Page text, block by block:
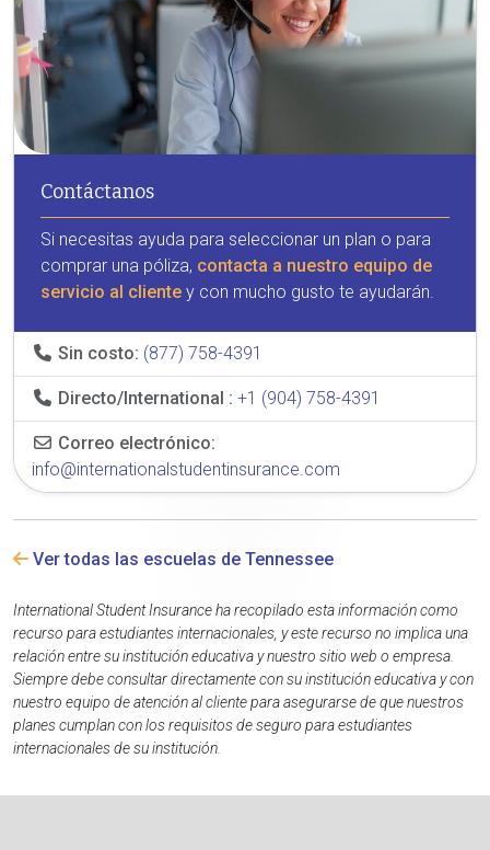
Contáctanos
Si necesitas ayuda para seleccionar un plan o para
comprar una póliza, contacta a nuestro equipo de
servicio al cliente y con mucho gusto te ayudarán.
Sin costo: (877) 758-4391
Directo/International : +1 (904) 758-4391
Correo electrónico:
info@internationalstudentinsurance.com
Ver todas las escuelas de Tennessee
International Student Insurance ha recopilado esta información como
recurso para estudiantes internacionales, y este recurso no implica una
relación entre su institución educativa y nuestro sitio web o empresa.
Siempre debe consultar directamente con su institución educativa y con
nuestro equipo de atención al cliente para asegurarse de que nuestros
planes cumplan con los requisitos de seguro para estudiantes
internacionales de su institución.